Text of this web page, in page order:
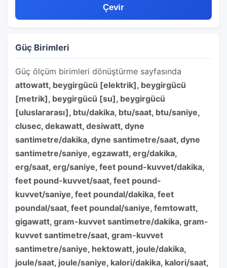
Çevir
Güç Birimleri
Güç ölçüm birimleri dönüştürme sayfasında
attowatt, beygirgücü [elektrik], beygirgücü
[metrik], beygirgücü [su], beygirgücü
[uluslararası], btu/dakika, btu/saat, btu/saniye,
clusec, dekawatt, desiwatt, dyne
santimetre/dakika, dyne santimetre/saat, dyne
santimetre/saniye, egzawatt, erg/dakika,
erg/saat, erg/saniye, feet pound-kuvvet/dakika,
feet pound-kuvvet/saat, feet pound-
kuvvet/saniye, feet poundal/dakika, feet
poundal/saat, feet poundal/saniye, femtowatt,
gigawatt, gram-kuvvet santimetre/dakika, gram-
kuvvet santimetre/saat, gram-kuvvet
santimetre/saniye, hektowatt, joule/dakika,
joule/saat, joule/saniye, kalori/dakika, kalori/saat,